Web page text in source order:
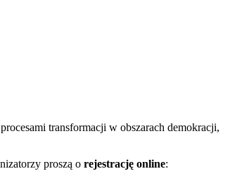
transformacji w obszarach demokracji,
proszą o rejestrację online: